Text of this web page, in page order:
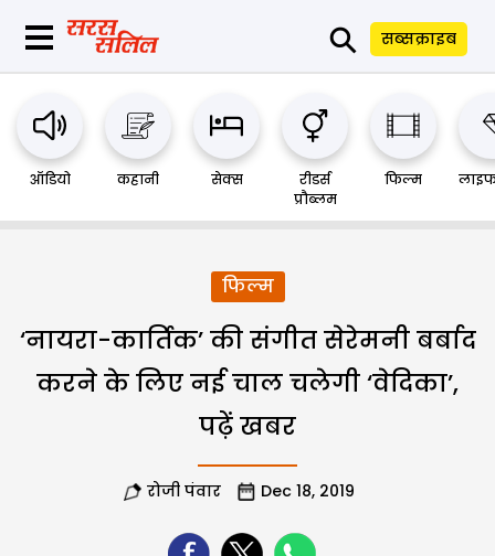
⚲ सब्सक्राइब
ऑडियो कहानी सेक्स
रीडर्स
प्रौब्लम
फिल्म
फिल्म
‘नायरा-कार्तिक’ की संगीत सेरेमनी बर्बाद
करने के लिए नई चाल चलेगी ‘वेदिका’,
पढ़ें खबर
रोजी पंवार Dec 18, 2019